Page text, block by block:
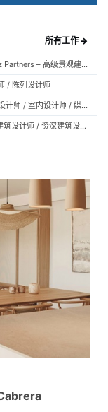
所有工作 →
（上海） 玛莎施瓦茨及合伙人事务所 Martha Schwartz Partners – 高级景观建筑师 Senior Landscape Designer / 景观建筑师 Landscape Designer
/ 陈列设计师
（上海）dongqi Design 栋栖设计 - 建筑师 / 资深室内设计师 / 室内设计师 / 媒体及公共关系主管 / 设计实习生（常年招聘）
（深圳）英国Quality Innovation United深圳分公司 - 建筑设计师 / 资深建筑设计师 / 室内设计师 / 设计实习生